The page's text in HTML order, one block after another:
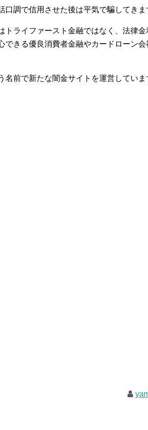
調で信用させた後は平気で騙してきま
ライファースト金融ではなく、法律金
できる優良消費者金融やカードローン会
名前で新たな闇金サイトを運営していま